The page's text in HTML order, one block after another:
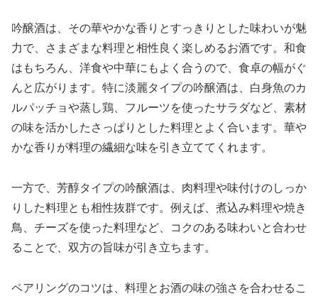
吟醸酒は、その華やかな香りとすっきりとした味わいが魅
力で、さまざまな料理と相性良く楽しめるお酒です。和食
はもちろん、洋食や中華にもよく合うので、食卓の幅がぐ
んと広がります。特に淡麗タイプの吟醸酒は、白身魚のカ
ルパッチョや蒸し鶏、フルーツを使ったサラダなど、素材
の味を活かしたさっぱりとした料理とよく合います。華や
かな香りが料理の繊細な味を引き立ててくれます。
一方で、芳醇タイプの吟醸酒は、肉料理や味付けのしっか
りした料理とも相性抜群です。例えば、煮込み料理や焼き
鳥、チーズを使った料理など、コクのある味わいと合わせ
ることで、双方の旨味が引き立ちます。
ペアリングのコツは、料理とお酒の味の強さを合わせるこ